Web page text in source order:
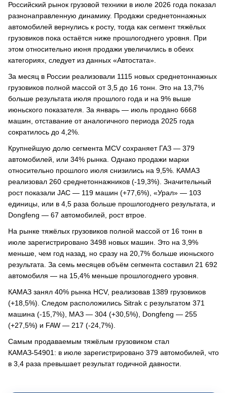
Российский рынок грузовой техники в июле 2026 года показал
разнонаправленную динамику. Продажи среднетоннажных
автомобилей вернулись к росту, тогда как сегмент тяжёлых
грузовиков пока остаётся ниже прошлогоднего уровня. При
этом относительно июня продажи увеличились в обеих
категориях, следует из данных «Автостата».
За месяц в России реализовали 1115 новых среднетоннажных
грузовиков полной массой от 3,5 до 16 тонн. Это на 13,7%
больше результата июля прошлого года и на 9% выше
июньского показателя. За январь — июль продано 6668
машин, отставание от аналогичного периода 2025 года
сократилось до 4,2%.
Крупнейшую долю сегмента MCV сохраняет ГАЗ — 379
автомобилей, или 34% рынка. Однако продажи марки
относительно прошлого июля снизились на 9,5%. КАМАЗ
реализовал 260 среднетоннажников (-19,3%). Значительный
рост показали JAC — 119 машин (+77,6%), «Урал» — 103
единицы, или в 4,5 раза больше прошлогоднего результата, и
Dongfeng — 67 автомобилей, рост втрое.
На рынке тяжёлых грузовиков полной массой от 16 тонн в
июле зарегистрировано 3498 новых машин. Это на 3,9%
меньше, чем год назад, но сразу на 20,7% больше июньского
результата. За семь месяцев объём сегмента составил 21 692
автомобиля — на 15,4% меньше прошлогоднего уровня.
КАМАЗ занял 40% рынка HCV, реализовав 1389 грузовиков
(+18,5%). Следом расположились Sitrak с результатом 371
машина (-15,7%), МАЗ — 304 (+30,5%), Dongfeng — 255
(+27,5%) и FAW — 217 (-24,7%).
Самым продаваемым тяжёлым грузовиком стал
КАМАЗ-54901: в июле зарегистрировано 379 автомобилей, что
в 3,4 раза превышает результат годичной давности.